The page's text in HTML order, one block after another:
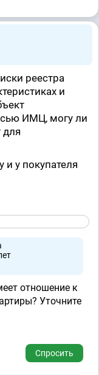
реестра
и
ИМЦ, могу ли
для
у покупателя
отношение к
Уточните
Спросить